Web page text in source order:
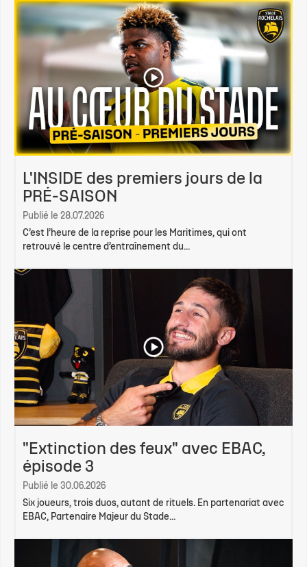
L'INSIDE des premiers jours de la
PRÉ-SAISON
Publié le 28.07.2026
C’est l’heure de la reprise pour les Maritimes, qui ont
retrouvé le centre d’entraînement du...
"Extinction des feux" avec EBAC,
épisode 3
Publié le 30.06.2026
Six joueurs, trois duos, autant de rituels. En partenariat avec
EBAC, Partenaire Majeur du Stade...